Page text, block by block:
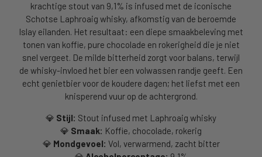
krachtige stout van 9,1% is infused met de iconische
Schotse Laphroaig whisky, afkomstig van de beroemde
Islay eilanden. Het resultaat: een diepe smaakbeleving met
tonen van koffie, pure chocolade en rokerigheid die je niet
snel vergeet. De milde bitterheid zorgt voor balans, terwijl
de whisky-invloed het bier een volwassen randje geeft. Een
echt genietbier voor de koudere dagen; het liefst met een
knisperend vuur op de achtergrond.
💎 Stijl: Stout infused met Laphroaig whisky
💎 Smaak: Koffie, chocolade, rokerig
💎 Mondgevoel: Vol, verwarmend, zacht bitter